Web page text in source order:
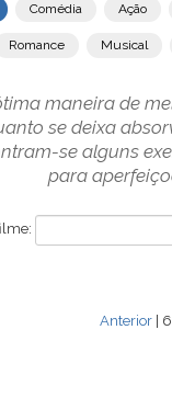
Comédia Ação
Romance Musical
maneira de
se deixa
se alguns
para
Anterior|